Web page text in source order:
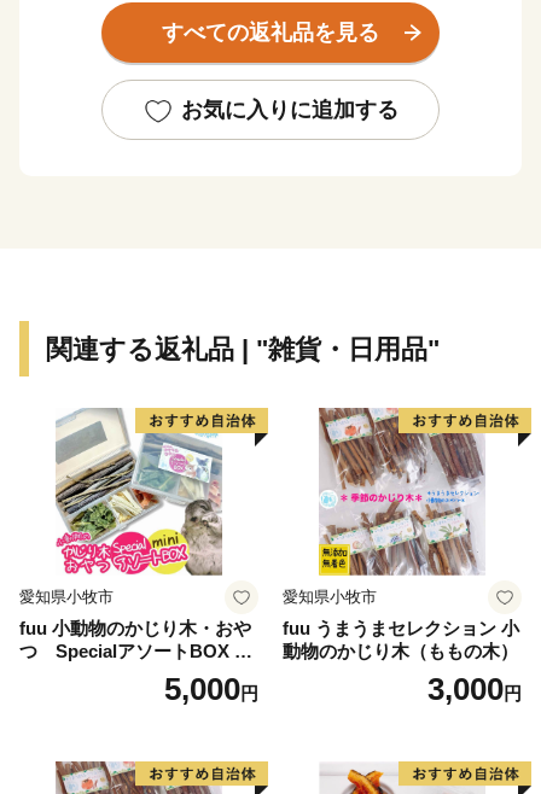
学と市内に大学が4校あり、3万人以上の大学生が市内に
通学している「学生のまち」。
商店が多い等、東大阪市にはたくさんの魅力がありま
ぜひ、東大阪市のページをご覧ください。
================================
東大阪市ふるさと納税事務局
TEL：050-3786-2591
contact-higashiosaka@hakuhodo.co.jp
営業時間 9:00～18:00（※土日祝日・年末年始期間休
み）
================================
すべての返礼品を見る
お気に入りに追加する
関連する返礼品 | "雑貨・日用品"
愛知県小牧市
fuu 小動物のかじり木・おや
つ SpecialアソートBOX mi
5,000円
愛知県小牧市
fuu うまうまセレクション 小
動物のかじり木（ももの木）
3,000円